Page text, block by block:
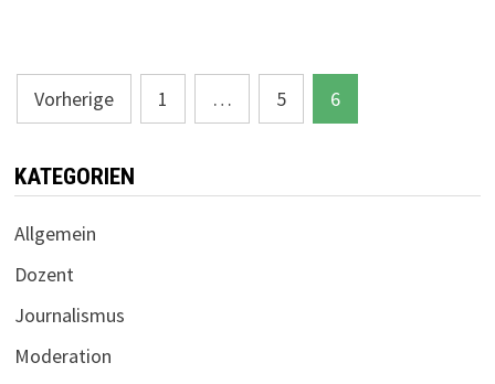
Seitennummerierung
der
Beiträge
Vorherige 1 … 5 6
KATEGORIEN
Allgemein
Dozent
Journalismus
Moderation